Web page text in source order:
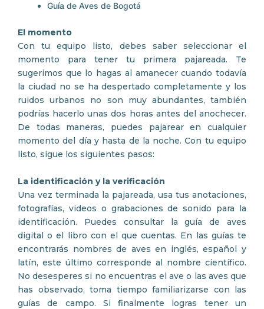
Guía de Aves de Bogotá
El momento
Con tu equipo listo, debes saber seleccionar el
momento para tener tu primera pajareada. Te
sugerimos que lo hagas al amanecer cuando todavía
la ciudad no se ha despertado completamente y los
ruidos urbanos no son muy abundantes, también
podrías hacerlo unas dos horas antes del anochecer.
De todas maneras, puedes pajarear en cualquier
momento del día y hasta de la noche. Con tu equipo
listo, sigue los siguientes pasos:
La identificación y la verificación
Una vez terminada la pajareada, usa tus anotaciones,
fotografías, videos o grabaciones de sonido para la
identificación. Puedes consultar la guía de aves
digital o el libro con el que cuentas. En las guías te
encontrarás nombres de aves en inglés, español y
latín, este último corresponde al nombre científico.
No desesperes si no encuentras el ave o las aves que
has observado, toma tiempo familiarizarse con las
guías de campo. Si finalmente logras tener un